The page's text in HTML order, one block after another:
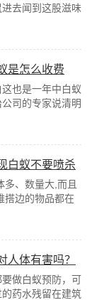
去闻到这股滋味
就可以直接的给
话，就不用再为
是怎么收费
也是一年中白蚁
司的专家说清明
以白蚁活动较为
的攻击。
白蚁不要喷杀
多、数量大,而且
搭边的物品都在
酸以致能对非纤
、金属等构成极
蔽,当白蚁危害抵
此白蚁防治工
人体有害吗？
做白蚁预防，可
药水残留在建筑